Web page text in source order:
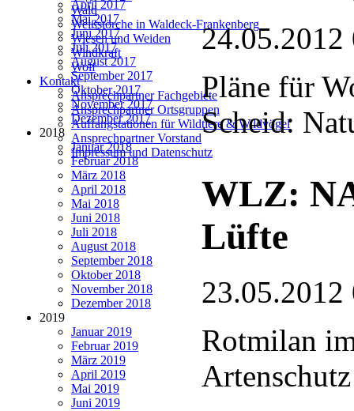
Wald
Weißstörche in Waldeck-Frankenberg
Wiesen und Weiden
Windkraft
Wolf
Kontakt
Ansprechpartner Fachgebiete
Ansprechpartner Ortsgruppen
Auffangstationen für Wildtiere & Wildvögel
Ansprechpartner Vorstand
Impressum und Datenschutz
April 2017
Mai 2017
Juni 2017
Juli 2017
August 2017
September 2017
Oktober 2017
November 2017
Dezember 2017
2018
Januar 2018
Februar 2018
März 2018
April 2018
Mai 2018
Juni 2018
Juli 2018
August 2018
September 2018
Oktober 2018
November 2018
Dezember 2018
2019
Januar 2019
Februar 2019
März 2019
April 2019
Mai 2019
Juni 2019
24.05.2012
Pläne für
Scheid:
WLZ:
Lüfte
23.05.2012
Rotmilan